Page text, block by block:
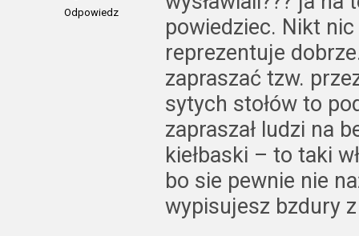
Odpowiedz
powiedziec. Nikt
reprezentuje
zapraszać tzw.
sytych stołów to
zapraszał ludzi na
kiełbaski – to taki
bo sie pewnie nie
wypisujesz bzdury